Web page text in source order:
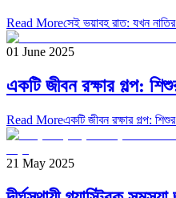
Read Moreসেই ভয়াবহ রাত: যখন
01 June 2025
একটি জীবন রক্ষার গল্প:
Read Moreএকটি জীবন রক্ষার গল্প:
21 May 2025